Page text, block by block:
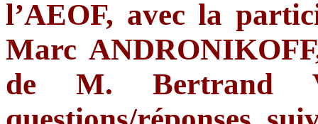
l’AEOF, avec la
Marc
de M. Bertrand